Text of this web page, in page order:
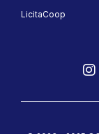
LicitaCoop